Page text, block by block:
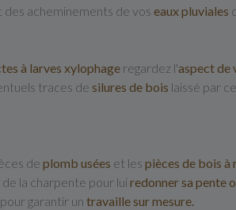
acheminements de vos eaux pluviales
à larves xylophage regardez l'aspect de
traces de silures de bois laissé par
de plomb usées et les pièces de bois à
la charpente pour luiredonner sa pente
pour garantir un travaille sur mesure.